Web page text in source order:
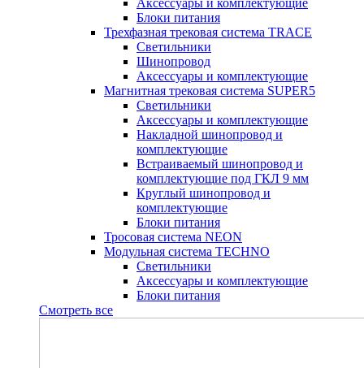
Аксессуары и комплектующие
Блоки питания
Трехфазная трековая система TRACE
Светильники
Шинопровод
Аксессуары и комплектующие
Магнитная трековая система SUPER5
Светильники
Аксессуары и комплектующие
Накладной шинопровод и
комплектующие
Встраиваемый шинопровод и
комплектующие под ГКЛ 9 мм
Круглый шинопровод и
комплектующие
Блоки питания
Тросовая система NEON
Модульная система TECHNO
Светильники
Аксессуары и комплектующие
Блоки питания
Смотреть все